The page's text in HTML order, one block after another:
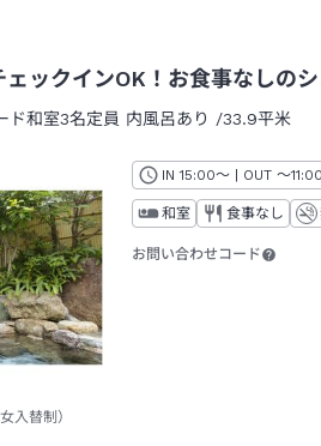
ェックインOK！お食事なしの
ド和室3名定員 内風呂あり /33.9平米
入替制）
IN チェックイン
15:00～ | OUT チェッ
～11:00
和室 食事なし
お問い合わせコード